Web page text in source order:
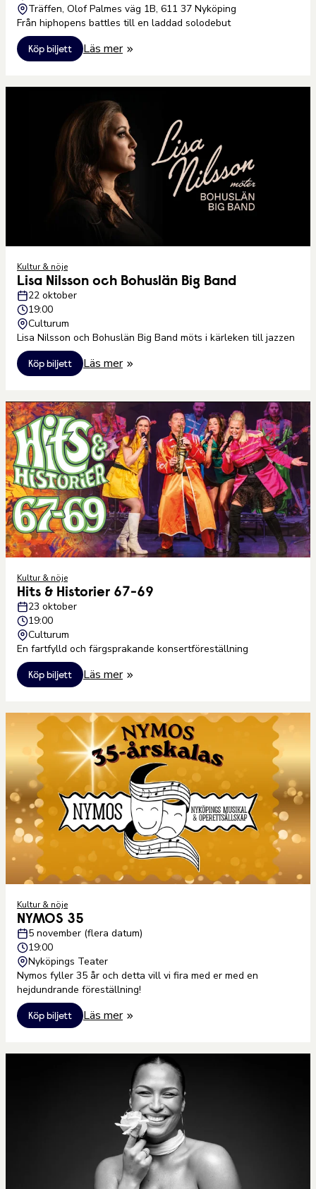
Träffen, Olof Palmes väg 1B, 611 37 Nyköping
Från hiphopens battles till en laddad solodebut
Köp biljett Läs mer
Kultur & nöje
Lisa Nilsson och Bohuslän Big Band
22 oktober
19:00
Culturum
Lisa Nilsson och Bohuslän Big Band möts i kärleken till jazzen
Köp biljett Läs mer
Kultur & nöje
Hits & Historier 67-69
23 oktober
19:00
Culturum
En fartfylld och färgsprakande konsertföreställning
Köp biljett Läs mer
Kultur & nöje
NYMOS 35
5 november (flera datum)
19:00
Nyköpings Teater
Nymos fyller 35 år och detta vill vi fira med er med en
hejdundrande föreställning!
Köp biljett Läs mer